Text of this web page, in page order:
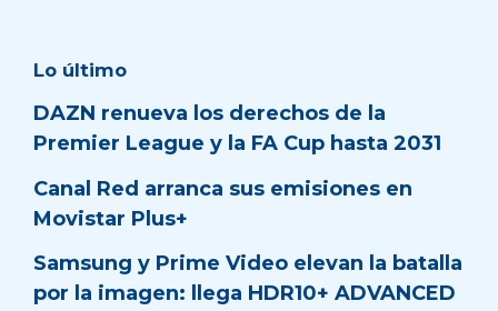
Lo último
DAZN renueva los derechos de la
Premier League y la FA Cup hasta 2031
Canal Red arranca sus emisiones en
Movistar Plus+
Samsung y Prime Video elevan la batalla
por la imagen: llega HDR10+ ADVANCED